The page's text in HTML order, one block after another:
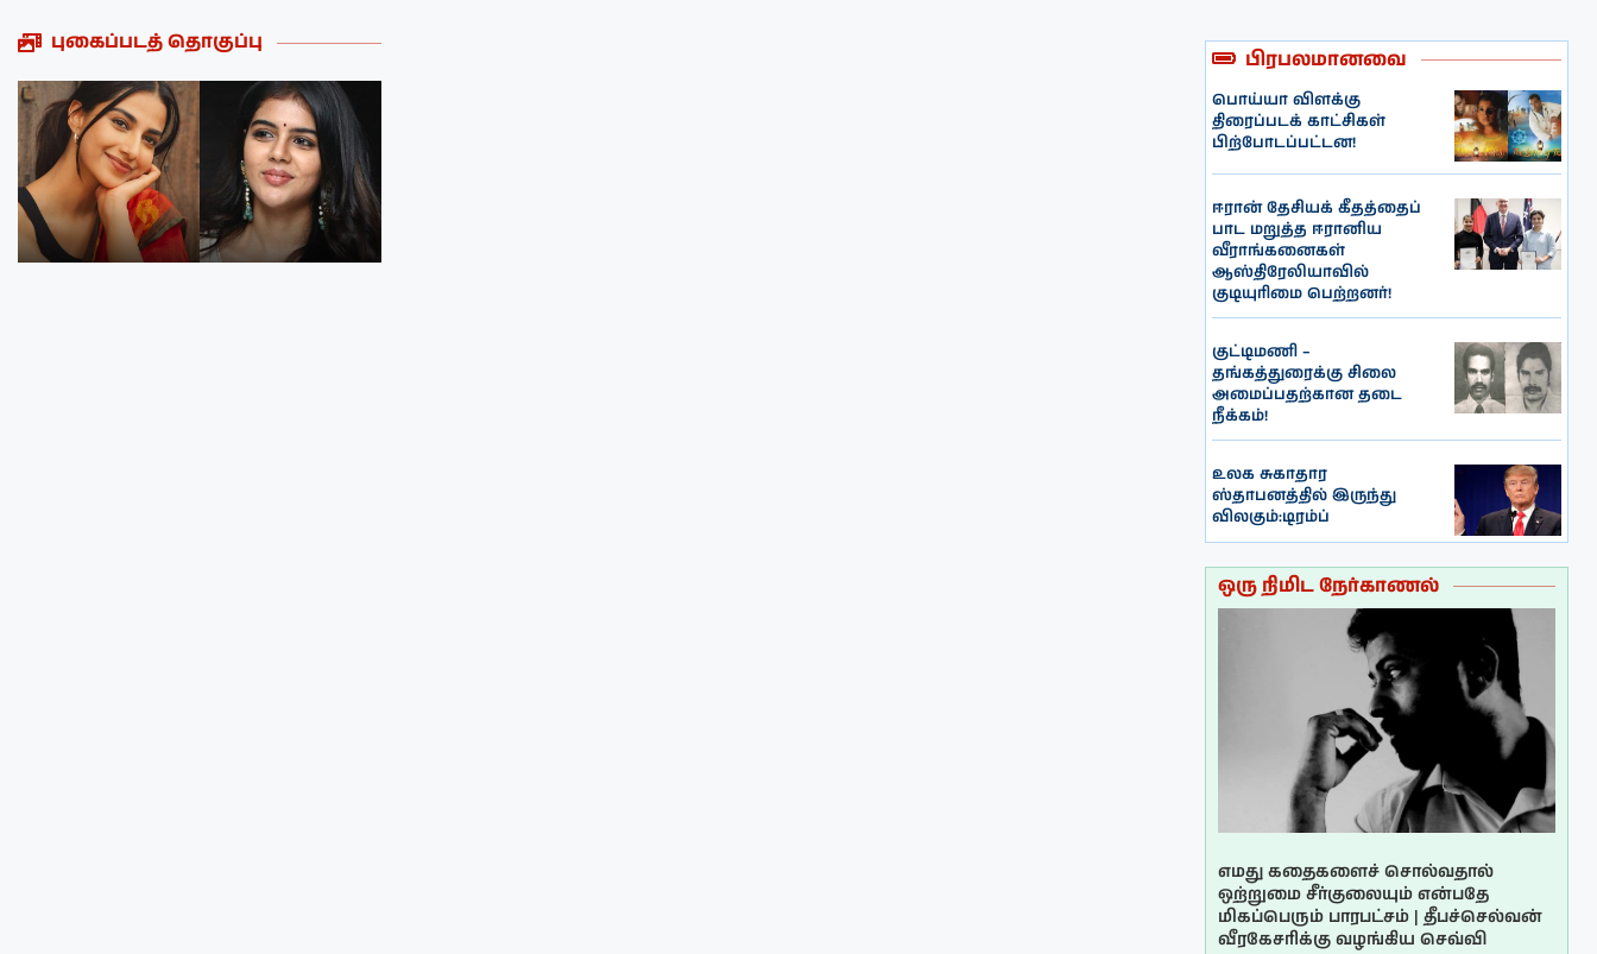
புகைப்படத் தொகுப்பு
நடிகை மீனாக்க்ஷி
சௌத்திரியின்
புகைப்படத்தொகுப்பு
நடிகை ருக்மணி
வசந்தின்
புகைப்படத்தொகுப்பு
பிரபலமானவை
பொய்யா விளக்கு
திரைப்படக் காட்சிகள்
பிற்போடப்பட்டன!
ஈரான் தேசியக் கீதத்தைப்
பாட மறுத்த ஈரானிய
வீராங்கனைகள்
ஆஸ்திரேலியாவில்
குடியுரிமை பெற்றனர்!
குட்டிமணி –
தங்கத்துரைக்கு சிலை
அமைப்பதற்கான தடை
நீக்கம்!
உலக சுகாதார
ஸ்தாபனத்தில் இருந்து
விலகும்:டிரம்ப்
ஒரு நிமிட நேர்காணல்
எமது கதைகளைச் சொல்வதால்
ஒற்றுமை சீர்குலையும் என்பதே
மிகப்பெரும் பாரபட்சம் | தீபச்செல்வன்
வீரகேசரிக்கு வழங்கிய செவ்வி